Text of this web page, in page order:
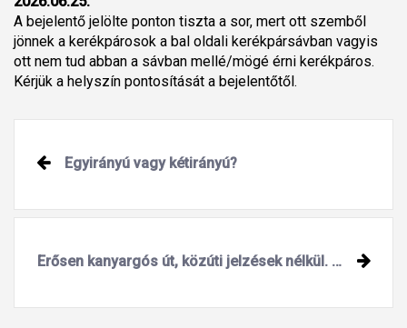
A bejelentő jelölte ponton tiszta a sor, mert ott szemből
jönnek a kerékpárosok a bal oldali kerékpársávban vagyis
ott nem tud abban a sávban mellé/mögé érni kerékpáros.
Kérjük a helyszín pontosítását a bejelentőtől.
Egyirányú vagy kétirányú?
Erősen kanyargós út, közúti jelzések nélkül. Itt még a sebességkorlátozásnak is lenne értelme